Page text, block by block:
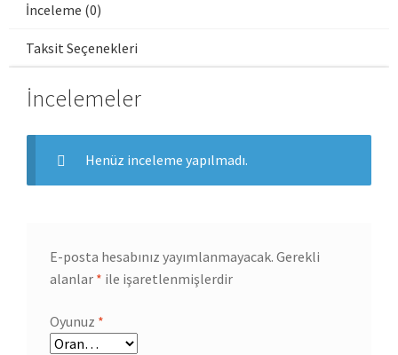
İnceleme (0)
Taksit Seçenekleri
İncelemeler
Henüz inceleme yapılmadı.
E-posta hesabınız yayımlanmayacak. Gerekli
alanlar * ile işaretlenmişlerdir
Oyunuz *